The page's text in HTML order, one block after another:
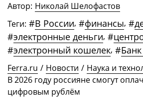
Автор: Николай Шелофастов
Теги: #В России, #финансы, #
#электронные деньги, #
#электронный кошелек, #
Ferra.ru / Новости / Наука и
В 2026 году россияне смогут
цифровым рублём